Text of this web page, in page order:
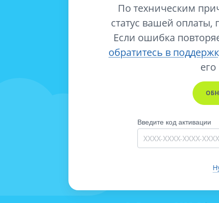
По техническим
статус вашей оплаты,
Если ошибка
обратитесь в
его
Введите код активации